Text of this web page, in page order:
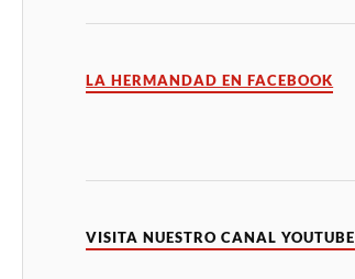
LA HERMANDAD EN FACEBOOK
VISITA NUESTRO CANAL YOUTUBE